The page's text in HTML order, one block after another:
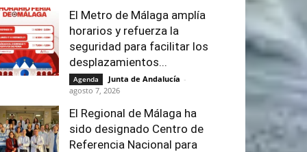
El Metro de Málaga amplía
horarios y refuerza la
seguridad para facilitar los
desplazamientos...
Agenda Junta de Andalucía -
agosto 7, 2026
El Regional de Málaga ha
sido designado Centro de
Referencia Nacional para